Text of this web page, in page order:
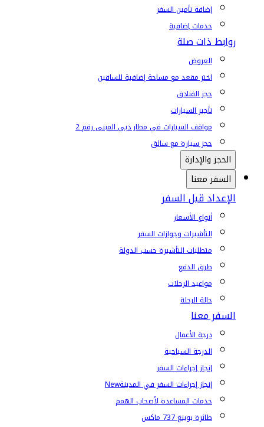
إضافة تأمين السفر
خدمات إضافية
روابط ذات صلة
العروض
اختر مقعد مع مساحة إضافية للساقين
حجز الفنادق
تأجير السيارات
مواقف السيارات في مطار دبي المبنى رقم 2
حجز سيارة مع سائق
الحجز والإدارة
السفر معنا
الإعداد قبل السفر
أنواع الأسعار
التأشيرات وجوازات السفر
متطلبات التأشيرة حسب الدولة
طرق الدفع
مواعيد الرحلات
حالة الرحلة
السفر معنا
درجة الأعمال
الدرجة السياحية
إنجاز إجراءات السفر
إنجاز إجراءات السفر في المدينةNew
خدمات المساعدة لأصحاب الهمم
طائرة بوينغ 737 ماكس